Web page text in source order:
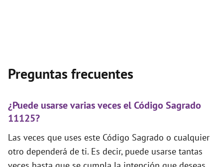
Preguntas frecuentes
¿Puede usarse varias veces el Código Sagrado
11125?
Las veces que uses este Código Sagrado o cualquier
otro dependerá de ti. Es decir, puede usarse tantas